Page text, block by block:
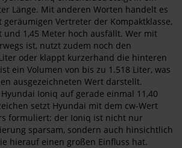
Länge. Mit anderen Worten handelt es
Vertreter der Kompaktklasse,
und 1,45 Meter hoch ausfällt. Wer mit
ist, nutzt zudem noch den
oder klappt kurzerhand die hinteren
ein Volumen von bis zu 1.518 Liter, was
ausgezeichneten Wert darstellt.
Ioniq auf gerade einmal 11,40
setzt Hyundai mit dem cw-Wert
formuliert: der Ioniq ist nicht nur
sparsam, sondern auch hinsichtlich
hierauf einen großen Einfluss hat.